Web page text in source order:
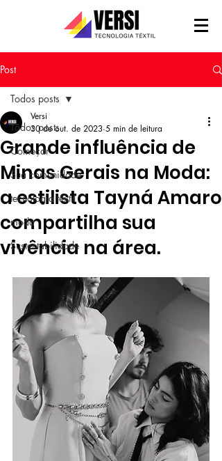
Post
Todos posts
Começar
Sua comunidade
tecnologia têxtil
moda
Sustentabilidade
Todos posts
Grande influência de
Minas Gerais na Moda:
a estilista Tayná Amaro
compartilha sua
vivência na área.
Versi
30 de out. de 2023 5 min de leitura